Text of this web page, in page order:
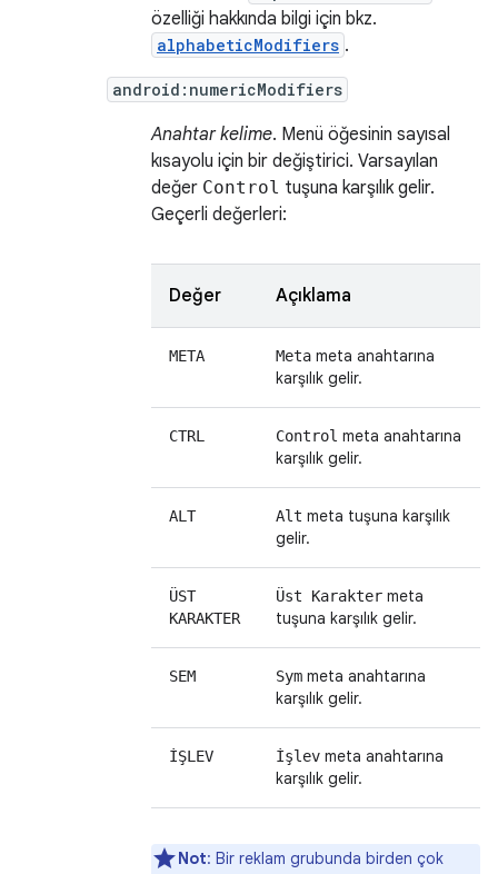
özelliği hakkında bilgi için bkz.
alphabeticModifiers .
android:numericModifiers
Anahtar kelime. Menü öğesinin sayısal
kısayolu için bir değiştirici. Varsayılan
değer Control tuşuna karşılık gelir.
Geçerli değerleri:
Değer Açıklama
META Meta meta anahtarına
karşılık gelir.
CTRL Control meta anahtarına
karşılık gelir.
ALT Alt meta tuşuna karşılık
gelir.
ÜST
KARAKTER
Üst Karakter meta
tuşuna karşılık gelir.
SEM Sym meta anahtarına
karşılık gelir.
İŞLEV İşlev meta anahtarına
karşılık gelir.
Not: Bir reklam grubunda birden çok